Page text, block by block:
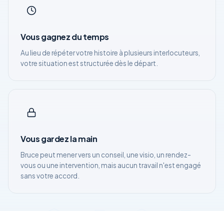
Vous gagnez du temps
Au lieu de répéter votre histoire à plusieurs interlocuteurs,
votre situation est structurée dès le départ.
Vous gardez la main
Bruce peut mener vers un conseil, une visio, un rendez-
vous ou une intervention, mais aucun travail n'est engagé
sans votre accord.